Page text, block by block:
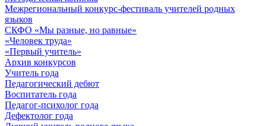
Межрегиональный конкурс-фестиваль учителей родных
языков
СКФО «Мы разные, но равные»
«Человек труда»
«Первый учитель»
Архив конкурсов
Учитель года
Педагогический дебют
Воспитатель года
Педагог-психолог года
Дефектолог года